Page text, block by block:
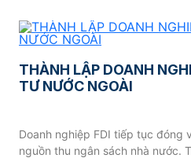
THÀNH LẬP DOANH
TƯ NƯỚC NGOÀI
Doanh nghiệp FDI tiếp tục đóng
nguồn thu ngân sách nhà nước.